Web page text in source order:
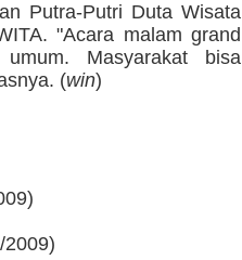
Putra-Putri Duta Wisata
"Acara malam grand
Masyarakat bisa
(win)
2009)